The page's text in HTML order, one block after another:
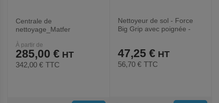
Centrale de
nettoyage_Matfer
À partir de
285,00 €
342,00 € TTC
Nettoyeur de sol - Force
Big Grip avec poignée -
47,25 €
56,70 € TTC